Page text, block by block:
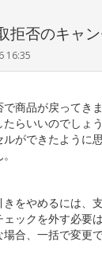
否のキャ
16:35
商品が戻ってきま
らいいのでしょ
ができたように
をやめるには、
ックを外す必要
合、一括で変更